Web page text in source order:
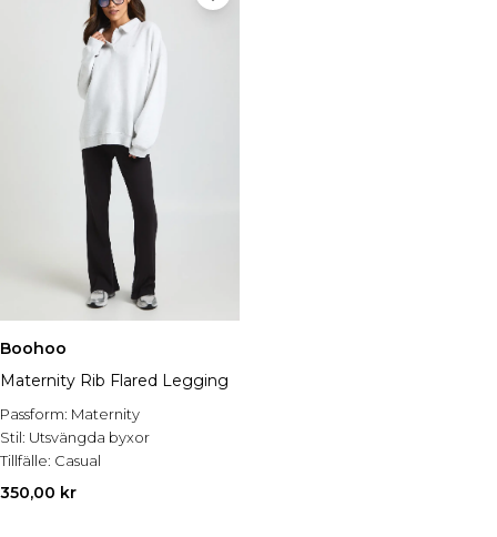
Boohoo
Maternity Rib Flared Legging
Passform: Maternity
Stil: Utsvängda byxor
Tillfälle: Casual
350,00 kr